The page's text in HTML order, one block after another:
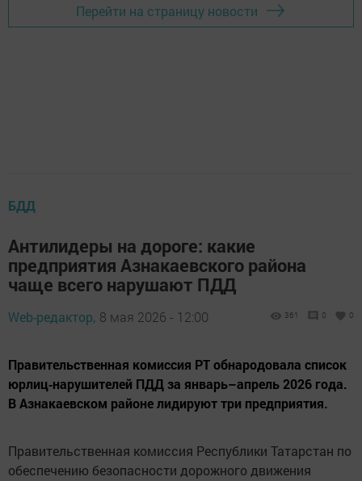
Перейти на страницу новости
БДД
Антилидеры на дороге: какие
предприятия Азнакаевского района
чаще всего нарушают ПДД
Web-редактор, 8 мая 2026 - 12:00 361 0 0
Правительственная комиссия РТ обнародовала список
юрлиц‑нарушителей ПДД за январь–апрель 2026 года.
В Азнакаевском районе лидируют три предприятия.
Правительственная комиссия Республики Татарстан по
обеспечению безопасности дорожного движения